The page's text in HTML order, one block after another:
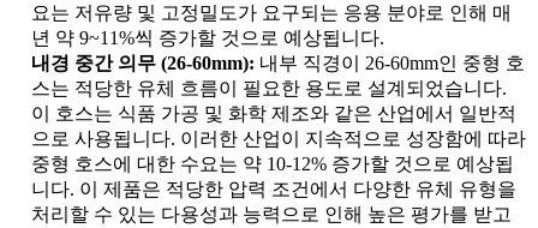
요는 저유량 및 고정밀도가 요구되는 응용 분야로 인해 매
년 약 9~11%씩 증가할 것으로 예상됩니다.
내경 중간 의무 (26-60mm): 내부 직경이 26-60mm인 중형 호
스는 적당한 유체 흐름이 필요한 용도로 설계되었습니다.
이 호스는 식품 가공 및 화학 제조와 같은 산업에서 일반적
으로 사용됩니다. 이러한 산업이 지속적으로 성장함에 따라
중형 호스에 대한 수요는 약 10-12% 증가할 것으로 예상됩
니다. 이 제품은 적당한 압력 조건에서 다양한 유체 유형을
처리할 수 있는 다용성과 능력으로 인해 높은 평가를 받고